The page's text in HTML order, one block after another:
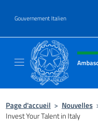
Gouvernement Italien
Site Web,
Page d'accueil > Nouvelles
Invest Your Talent in Italy